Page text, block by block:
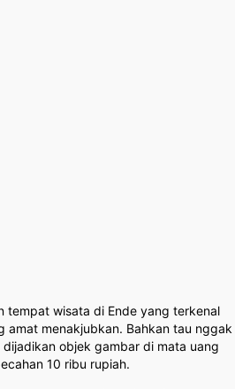
tempat wisata di Ende yang terkenal
amat menakjubkan. Bahkan tau nggak
objek gambar di mata uang
10 ribu rupiah.